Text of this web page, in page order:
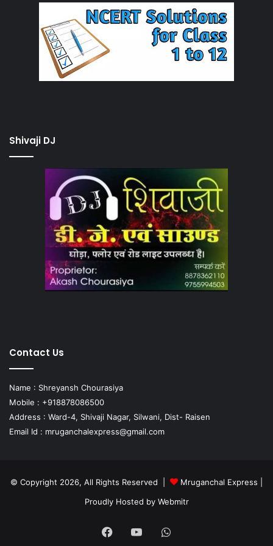
Shivaji DJ
Contact Us
Name : Shreyansh Chourasiya
Mobile : +918878086500
Address : Ward-4, Shivaji Nagar, Silwani, Dist- Raisen
Email Id : mruganchalexpress@gmail.com
© Copyright 2026, All Rights Reserved | Mruganchal Express
Proudly Hosted by Webmitr
Facebook
YouTubeWhatsApp